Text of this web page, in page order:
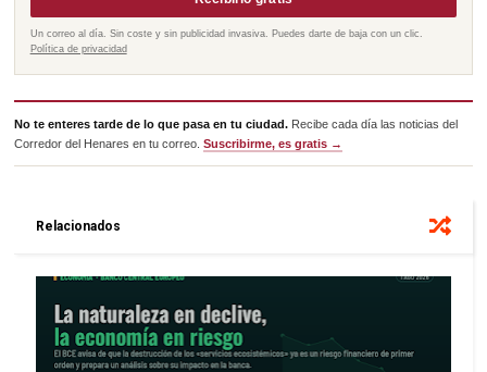
Un correo al día. Sin coste y sin publicidad invasiva. Puedes darte de baja con un clic.
Política de privacidad
No te enteres tarde de lo que pasa en tu ciudad. Recibe cada día las noticias del
Corredor del Henares en tu correo.Suscribirme, es gratis →
Relacionados